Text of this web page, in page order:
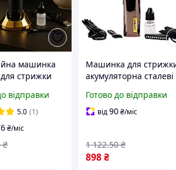
машинка
стрижки
бритва
з USB
відправки
5.0 (1)
₴/міс
₴
Машинка для
акумуляторна сталеві
мАг 180 хв роботи
триммер чоловічий
Готово до відправки
від90₴/міс
898₴
1 122.50 ₴